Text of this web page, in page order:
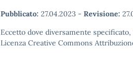
Pubblicato: 27.04.2023 - Revisione:
Eccetto dove diversamente
Licenza Creative Commons